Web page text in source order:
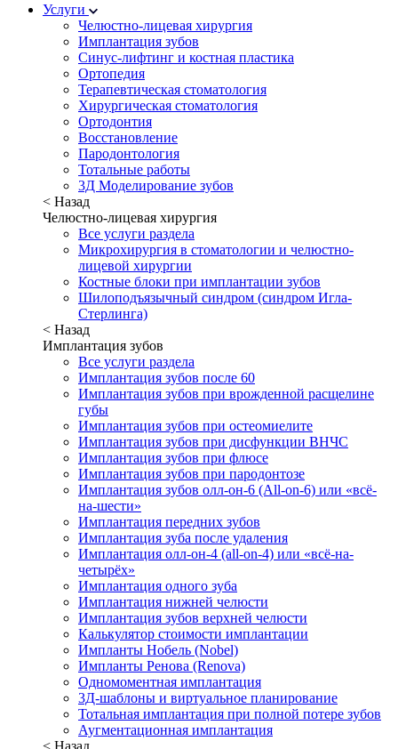
Услуги
Челюстно-лицевая хирургия
Имплантация зубов
Синус-лифтинг и костная пластика
Ортопедия
Терапевтическая стоматология
Хирургическая стоматология
Ортодонтия
Восстановление
Пародонтология
Тотальные работы
3Д Моделирование зубов
< Назад
Челюстно-лицевая хирургия
Все услуги раздела
Микрохирургия в стоматологии и челюстно-
лицевой хирургии
Костные блоки при имплантации зубов
Шилоподъязычный синдром (синдром Игла-
Стерлинга)
< Назад
Имплантация зубов
Все услуги раздела
Имплантация зубов после 60
Имплантация зубов при врожденной расщелине
губы
Имплантация зубов при остеомиелите
Имплантация зубов при дисфункции ВНЧС
Имплантация зубов при флюсе
Имплантация зубов при пародонтозе
Имплантация зубов олл-он-6 (All-on-6) или «всё-
на-шести»
Имплантация передних зубов
Имплантация зуба после удаления
Имплантация олл-он-4 (all-on-4) или «всё-на-
четырёх»
Имплантация одного зуба
Имплантация нижней челюсти
Имплантация зубов верхней челюсти
Калькулятор стоимости имплантации
Импланты Нобель (Nobel)
Импланты Ренова (Renova)
Одномоментная имплантация
3Д-шаблоны и виртуальное планирование
Тотальная имплантация при полной потере зубов
Аугментационная имплантация
< Назад